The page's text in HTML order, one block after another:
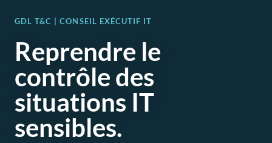
GDL T&C | CONSEIL EXÉCUTIF IT
Reprendre le
contrôle des
situations IT
sensibles.